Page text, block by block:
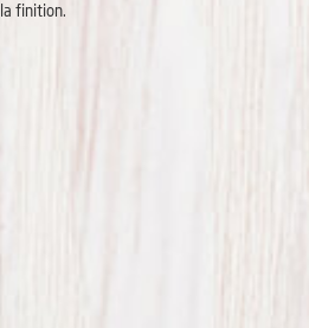
la finition.